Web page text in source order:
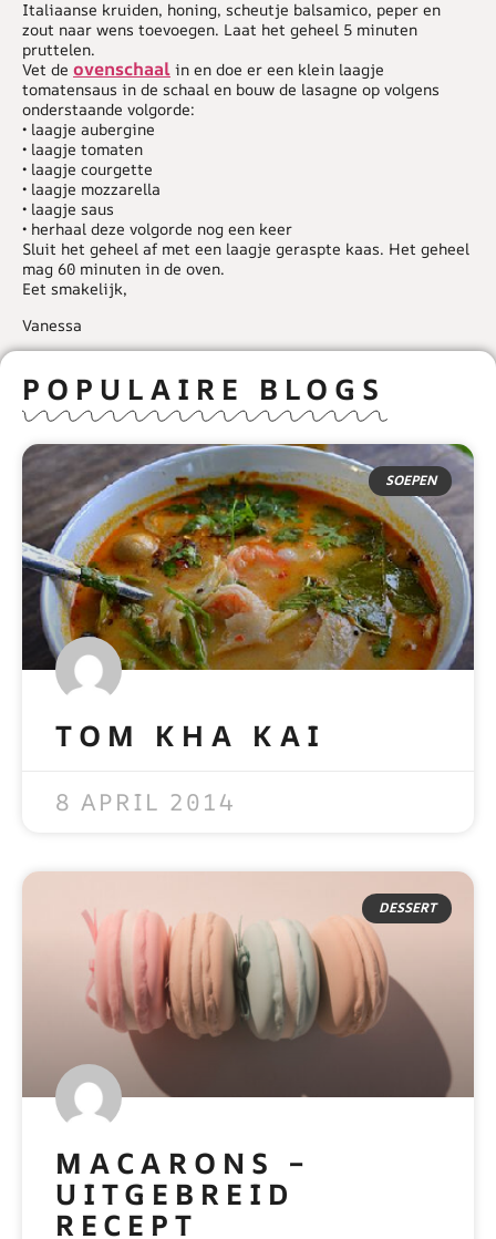
Italiaanse kruiden, honing, scheutje balsamico, peper en
zout naar wens toevoegen. Laat het geheel 5 minuten
pruttelen.
Vet de ovenschaal in en doe er een klein laagje
tomatensaus in de schaal en bouw de lasagne op volgens
onderstaande volgorde:
• laagje aubergine
• laagje tomaten
• laagje courgette
• laagje mozzarella
• laagje saus
• herhaal deze volgorde nog een keer
Sluit het geheel af met een laagje geraspte kaas. Het geheel
mag 60 minuten in de oven.
Eet smakelijk,
Vanessa
POPULAIRE BLOGS
SOEPEN
TOM KHA KAI
8 APRIL 2014
DESSERT
MACARONS –
UITGEBREID
RECEPT